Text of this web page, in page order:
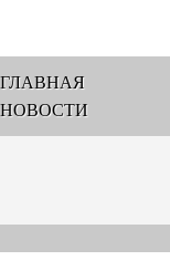
ГЛАВНАЯ
НОВОСТИ